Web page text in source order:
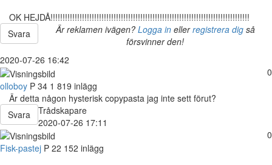
OK HEJDÅ!!!!!!!!!!!!!!!!!!!!!!!!!!!!!!!!!!!!!!!!!!!!!!!!!!!!!!!!!!!!!!!!!!!!!!!!!!!!!!!!!!
Svara
Är reklamen ivägen? Logga inellerregistrera digså
försvinner den!
2020-07-26 16:42
0
olloboy P 34 1 819 inlägg
Är detta någon hysterisk copypasta jag inte sett förut?
Svara
Trådskapare
2020-07-26 17:11
0
Fisk-pastej P 22 152 inlägg